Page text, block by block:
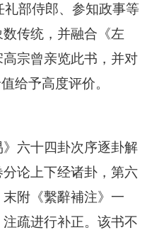
礼部侍郎、参知政事等
传统，并融合《左
宗曾亲览此书，并对
给予高度评价。
六十四卦次序逐卦解
论上下经诸卦，第六
附《繫辭補注》一
疏进行补正。该书不